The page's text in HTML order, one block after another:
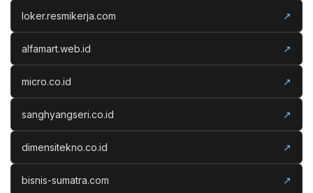
loker.resmikerja.com ↗
alfamart.web.id ↗
micro.co.id ↗
sanghyangseri.co.id ↗
dimensitekno.co.id ↗
bisnis-sumatra.com ↗